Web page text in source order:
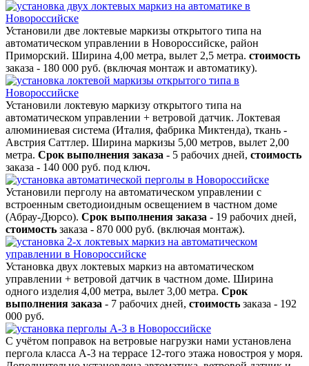
Установили две локтевые маркизы открытого типа на
автоматическом управлении в Новороссийске, район
Приморский. Ширина 4,00 метра, вылет 2,5 метра. стоимость
заказа - 180 000 руб. (включая монтаж и автоматику).
Установили локтевую маркизу открытого типа на
автоматическом управлении + ветровой датчик. Локтевая
алюминиевая система (Италия, фабрика Миктенда), ткань -
Австрия Саттлер. Ширина маркизы 5,00 метров, вылет 2,00
метра. Срок выполнения заказа - 5 рабочих дней, стоимость
заказа - 140 000 руб. под ключ.
Установили перголу на автоматическом управлении с
встроенным светодиоидным освещением в частном доме
(Абрау-Дюрсо). Срок выполнения заказа - 19 рабочих дней,
стоимость заказа - 870 000 руб. (включая монтаж).
Установка двух локтевых маркиз на автоматическом
управлении + ветровой датчик в частном доме. Ширина
одного изделия 4,00 метра, вылет 3,00 метра. Срок
выполнения заказа - 7 рабочих дней, стоимость заказа - 192
000 руб.
С учётом поправок на ветровые нагрузки нами установлена
пергола класса A-3 на террасе 12-того этажа новостроя у моря.